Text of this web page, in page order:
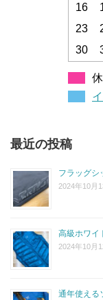
16
23
30
最近の投稿
フラッグシ
2024年10月
高級ホワイ
2024年10月
通年使える